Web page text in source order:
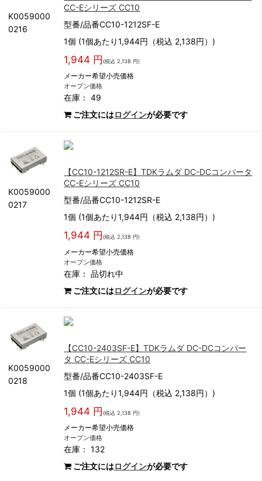
K0059000
0216
CC-Eシリーズ CC10
型番/品番CC10-1212SF-E
1個 (1個あたり1,944円（税込 2,138円）)
1,944 円 (税込 2,138 円)
メーカー希望小売価格
オープン価格
在庫： 49
ご注文にはログインが必要です
K0059000
0217
【CC10-1212SR-E】TDKラムダ DC-DCコンバータ
CC-Eシリーズ CC10
型番/品番CC10-1212SR-E
1個 (1個あたり1,944円（税込 2,138円）)
1,944 円 (税込 2,138 円)
メーカー希望小売価格
オープン価格
在庫：品切れ中
ご注文にはログインが必要です
K0059000
0218
【CC10-2403SF-E】TDKラムダ DC-DCコンバー
タ CC-Eシリーズ CC10
型番/品番CC10-2403SF-E
1個 (1個あたり1,944円（税込 2,138円）)
1,944 円 (税込 2,138 円)
メーカー希望小売価格
オープン価格
在庫： 132
ご注文にはログインが必要です